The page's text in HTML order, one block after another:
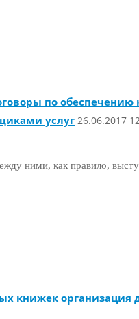
по
услуг 26.06.2017
ними, как правило,
книжек организация